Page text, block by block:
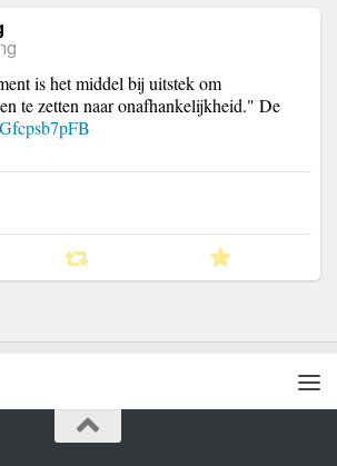
is het middel bij uitstek om
te zetten naar onafhankelijkheid." De